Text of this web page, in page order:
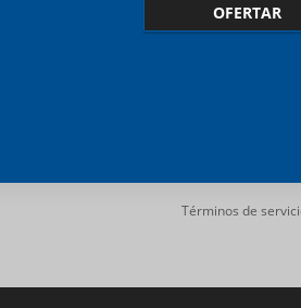
OFERTAR
Términos de